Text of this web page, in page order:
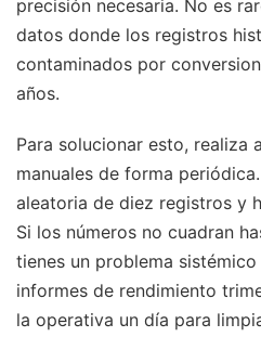
precisión necesaria. No es
datos donde los registros
contaminados por
años.
Para solucionar esto, realiza
manuales de forma
aleatoria de diez registros y
Si los números no cuadran
tienes un problema
informes de rendimiento
la operativa un día para